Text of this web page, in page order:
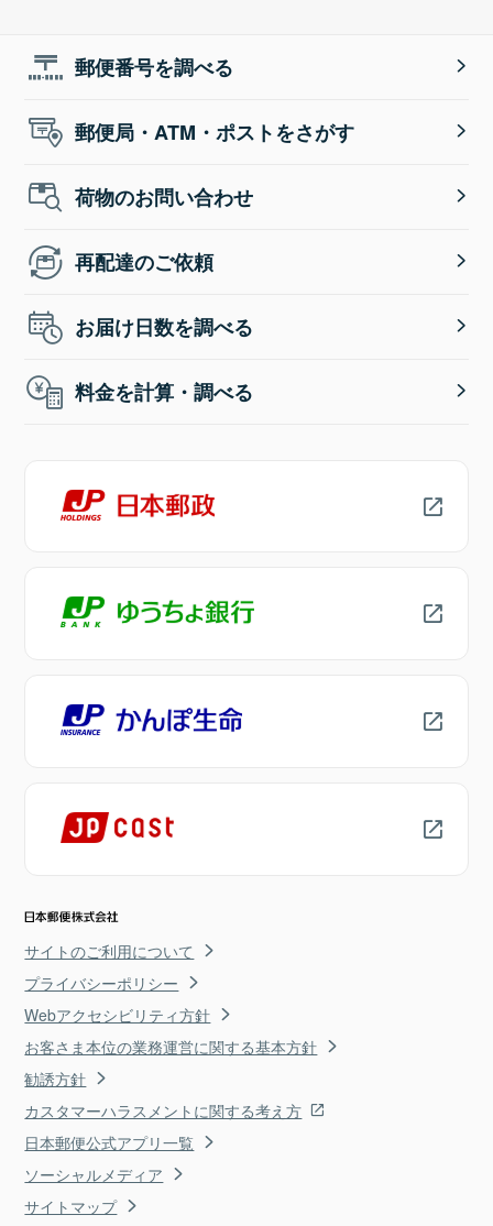
郵便番号を調べる
郵便局・ATM・ポストをさがす
荷物のお問い合わせ
再配達のご依頼
お届け日数を調べる
料金を計算・調べる
サイトのご利用について
プライバシーポリシー
Webアクセシビリティ方針
お客さま本位の業務運営に関する基本方針
勧誘方針
カスタマーハラスメントに関する考え方
日本郵便公式アプリ一覧
ソーシャルメディア
サイトマップ